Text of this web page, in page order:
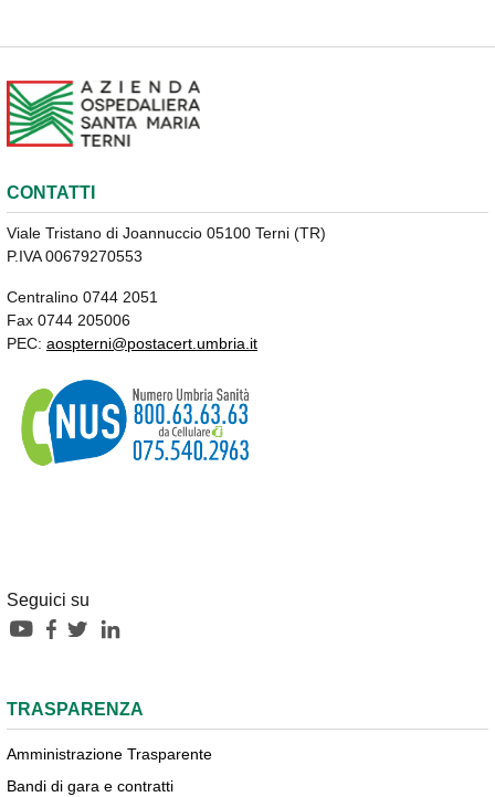
CONTATTI
Viale Tristano di Joannuccio 05100 Terni (TR)
P.IVA 00679270553
Centralino 0744 2051
Fax 0744 205006
PEC: aospterni@postacert.umbria.it
Seguici su
TRASPARENZA
Amministrazione Trasparente
Bandi di gara e contratti